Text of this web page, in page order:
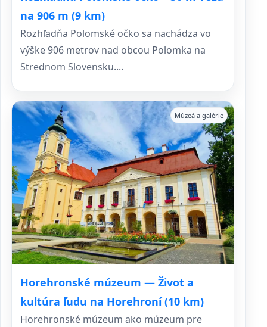
na 906 m (9 km)
Rozhľadňa Polomské očko sa nachádza vo
výške 906 metrov nad obcou Polomka na
Strednom Slovensku....
Horehronské múzeum — Život a
kultúra ľudu na Horehroní (10 km)
Múzeá a galérie
Horehronské múzeum ako múzeum pre